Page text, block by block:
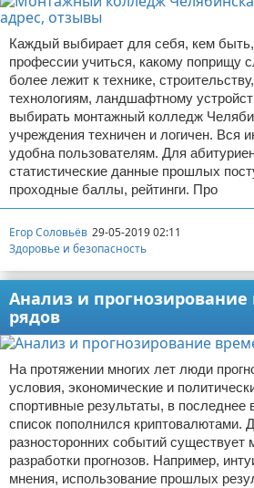
Каждый выбирает для себя, кем
профессии учиться, какому поприщу
более лежит к технике,
технологиям, ландшафтному
выбирать монтажный колледж
учреждения техничен и логичен. Вся
удобна пользователям. Для
статистические данные прошлых
проходные баллы, рейтинги. Про
Егор Соловьёв 29-05-2019 02:11
Здоровье и безопасность
Анализ и
рядов
На протяжении многих лет люди
условия, экономические и
спортивные результаты, в
список пополнился криптовалютами.
разносторонних событий существует
разработки прогнозов. Например,
мнения, использование прошлых